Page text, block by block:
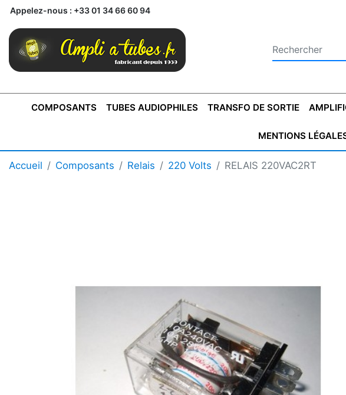
Appelez-nous : +33 01 34 66 60 94
COMPOSANTS
BONTONS
AXE 4MM
BONTONS
AXE 6MM
COFFRET
COFFRET
CONDENSATEUR
TUBES AUDIOPHILES TRANSFO DE SORTIE
TRANSFORMATEUR DE SORTIE DE
CLASSE "A" SINGLE
TRANSFORMATEUR DE SORTIE
TYPE PUSH PULL
AMPLI MONO AMPLI STÉRÉO
AMPLIFICATEURS LECTEURS CD PRÉAMPLI AVEC TUNER PLATINES VINYLES
SUPRAVOX FERTIN
MENTIONS
Accueil Composants Relais 220 Volts RELAIS 220VAC2RT